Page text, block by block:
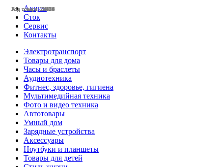
Код товара: 27656
Код товара: 28522
Код товара: 28510
Код товара: 27950
Код товара: 27880
Код товара: 27411
Код товара: 25851
Код товара: 24525
Код товара: 23134
Код товара: 28433
Код товара: 28401
Код товара: 28130
Акции
Сток
Сервис
Контакты
Электротранспорт
Товары для дома
Часы и браслеты
Аудиотехника
Фитнес, здоровье, гигиена
Мультимедийная техника
Фото и видео техника
Автотовары
Умный дом
Зарядные устройства
Аксессуары
Ноутбуки и планшеты
Товары для детей